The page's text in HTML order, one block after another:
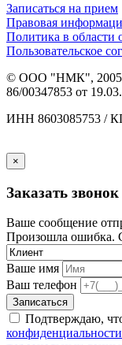
Записаться на прием
Правовая
Политика в области
Пользовательское
© ООО "НМК", 2005
86/00347853 от
ИНН 8603085753 /
×
Заказать звонок
Ваше сообщение
Произошла ошибка.
Ваше имя
Ваш телефон
Записаться
Подтверждаю,
конфиденциальности